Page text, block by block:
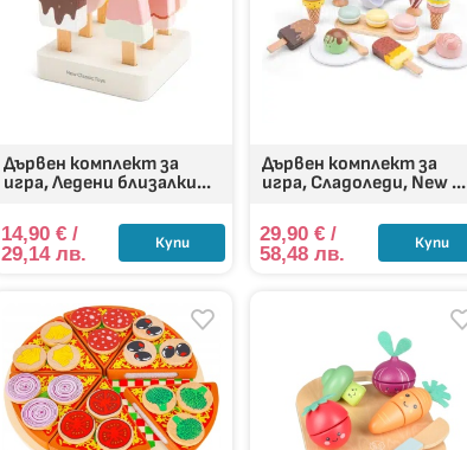
Дървен комплект за
игра, Ледени близалки...
14,90 €/
29,14 лв.
Купи
Дървен комплект за
игра, Сладоледи, New ...
29,90€ /
58,48 лв.
Купи